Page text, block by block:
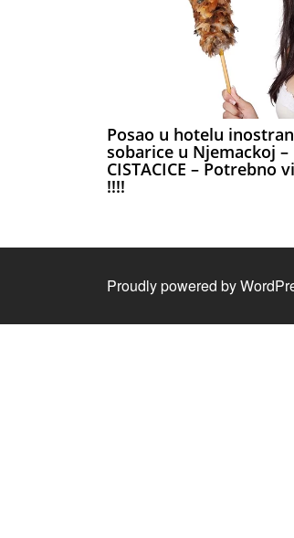
Posao u hotelu
sobarice u Njemackoj –
CISTACICE – Potrebno
!!!!
Proudly powered by